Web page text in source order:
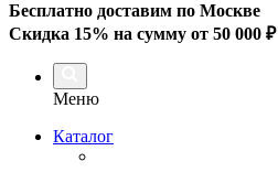
Бесплатно доставим по Москве
Скидка 15% на сумму от 50 000 ₽
Меню
Каталог